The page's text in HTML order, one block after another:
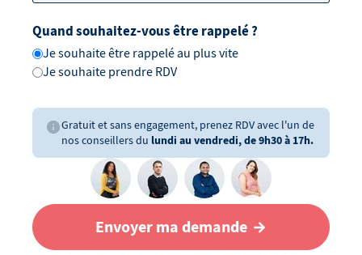
Quand souhaitez-vous être rappelé ?
Je souhaite être rappelé au plus vite
Je souhaite prendre RDV
Gratuit et sans engagement, prenez RDV avec l'un de
nos conseillers du lundi au vendredi, de 9h30 à 17h.
Envoyer ma demande